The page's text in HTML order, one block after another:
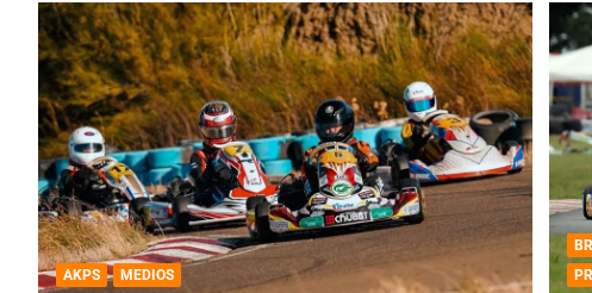
AKPS MEDIOS